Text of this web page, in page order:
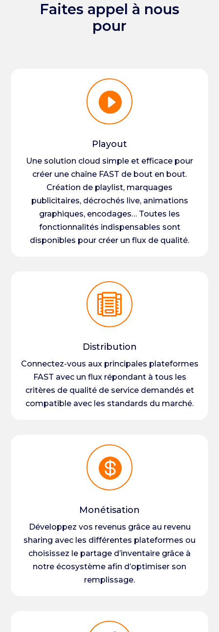
Faites appel à nous
pour

Playout
Une solution cloud simple et efficace pour
créer une chaîne FAST de bout en bout.
Création de playlist, marquages
publicitaires, décrochés live, animations
graphiques, encodages… Toutes les
fonctionnalités indispensables sont
disponibles pour créer un flux de qualité.

Distribution
Connectez-vous aux principales plateformes
FAST avec un flux répondant à tous les
critères de qualité de service demandés et
compatible avec les standards du marché.

Monétisation
Développez vos revenus grâce au revenu
sharing avec les différentes plateformes ou
choisissez le partage d’inventaire grâce à
notre écosystème afin d’optimiser son
remplissage.